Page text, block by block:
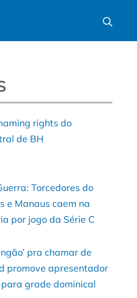
rights do
de BH
Torcedores do
e Manaus caem na
por jogo da Série C
pra chamar de
promove apresentador
grade dominical